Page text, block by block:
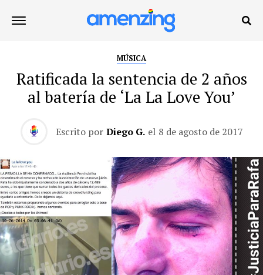
MÚSICA
Ratificada la sentencia de 2 años
al batería de ‘La La Love You’
Escrito por Diego G. el 8 de agosto de 2017